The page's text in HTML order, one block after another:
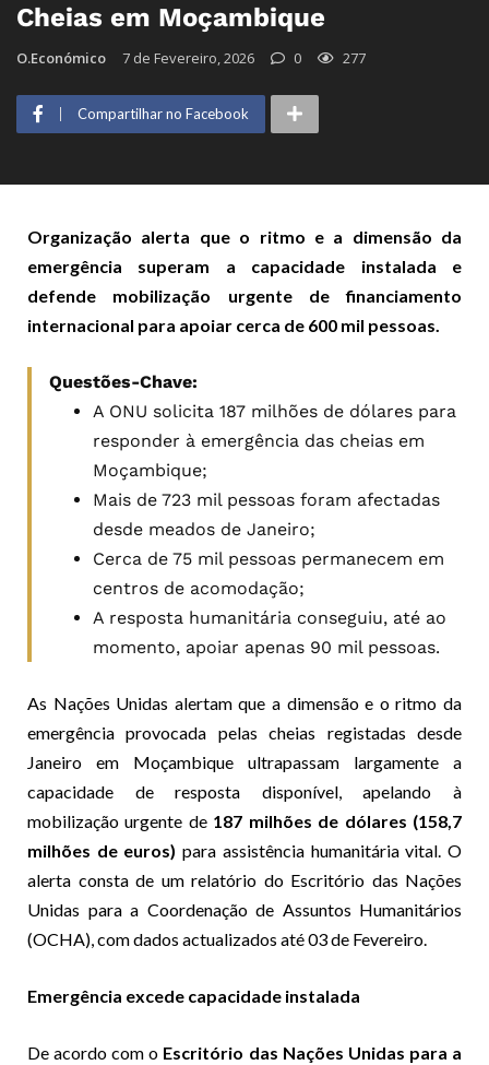
Cheias em Moçambique
O.Económico 7 de Fevereiro, 2026 0 277
Compartilhar no Facebook
Organização alerta que o ritmo e a dimensão da
emergência superam a capacidade instalada e
defende mobilização urgente de financiamento
internacional para apoiar cerca de 600 mil pessoas.
Questões-Chave:
A ONU solicita 187 milhões de dólares para
responder à emergência das cheias em
Moçambique;
Mais de 723 mil pessoas foram afectadas
desde meados de Janeiro;
Cerca de 75 mil pessoas permanecem em
centros de acomodação;
A resposta humanitária conseguiu, até ao
momento, apoiar apenas 90 mil pessoas.
As Nações Unidas alertam que a dimensão e o ritmo da
emergência provocada pelas cheias registadas desde
Janeiro em Moçambique ultrapassam largamente a
capacidade de resposta disponível, apelando à
mobilização urgente de 187 milhões de dólares (158,7
milhões de euros) para assistência humanitária vital. O
alerta consta de um relatório do Escritório das Nações
Unidas para a Coordenação de Assuntos Humanitários
(OCHA), com dados actualizados até 03 de Fevereiro.
Emergência excede capacidade instalada
De acordo com o Escritório das Nações Unidas para a